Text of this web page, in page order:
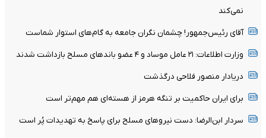
نمی‌کند
آقای رئیس‌جمهور! چشمان نگران جامعه به گام‌های استوار شماست
وزارت اطلاعات: ۲۱ عامل موساد و ۴ عضو باندهای مسلح بازداشت شدند
دریادار منصور فلاحی درگذشت
برای ایران حاکمیت بر تنگه هرمز از هسته‌ای هم مهم‌تر است
سردار ابن‌الرضا: دست نیروهای مسلح برای پاسخ به تهدیدات پُر است